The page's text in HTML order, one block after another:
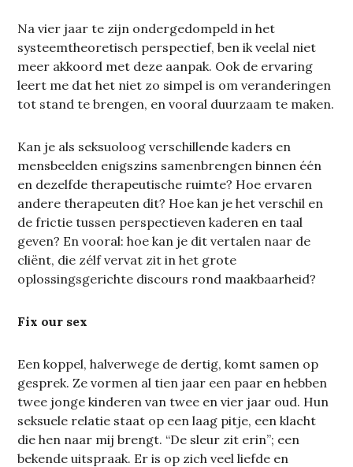
Na vier jaar te zijn ondergedompeld in het
systeemtheoretisch perspectief, ben ik veelal niet
meer akkoord met deze aanpak. Ook de ervaring
leert me dat het niet zo simpel is om veranderingen
tot stand te brengen, en vooral duurzaam te maken.
Kan je als seksuoloog verschillende kaders en
mensbeelden enigszins samenbrengen binnen één
en dezelfde therapeutische ruimte? Hoe ervaren
andere therapeuten dit? Hoe kan je het verschil en
de frictie tussen perspectieven kaderen en taal
geven? En vooral: hoe kan je dit vertalen naar de
cliënt, die zélf vervat zit in het grote
oplossingsgerichte discours rond maakbaarheid?
Fix our sex
Een koppel, halverwege de dertig, komt samen op
gesprek. Ze vormen al tien jaar een paar en hebben
twee jonge kinderen van twee en vier jaar oud. Hun
seksuele relatie staat op een laag pitje, een klacht
die hen naar mij brengt. “De sleur zit erin”; een
bekende uitspraak. Er is op zich veel liefde en